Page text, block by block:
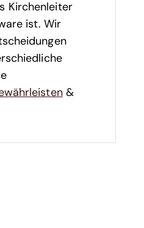
Kirchenleiter
ist. Wir
&